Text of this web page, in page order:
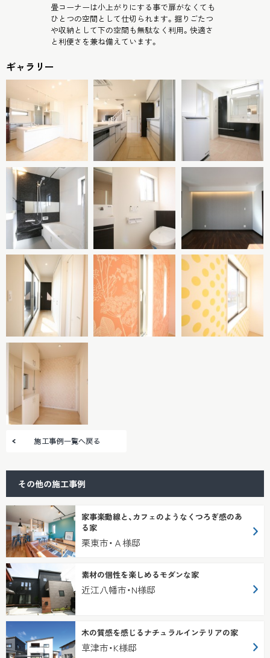
畳コーナーは小上がりにする事で扉がなくても
ひとつの空間として仕切られます。掘りごたつ
や収納として下の空間も無駄なく利用。快適さ
と利便さを兼ね備えています。
ギャラリー
その他の施工事例
家事楽動線と、カフェのようなくつろぎ感のあ
る家
栗東市・Ａ様邸
素材の個性を楽しめるモダンな家
近江八幡市・N様邸
木の質感を感じるナチュラルインテリアの家
草津市・K様邸